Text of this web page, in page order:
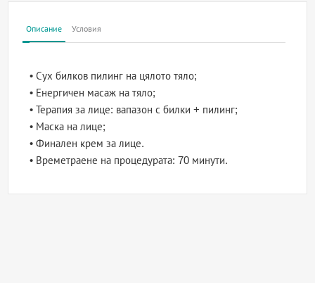
Описание Условия
• Сух билков пилинг на цялото тяло;
• Енергичен масаж на тяло;
• Терапия за лице: вапазон с билки + пилинг;
• Маска на лице;
• Финален крем за лице.
• Времетраене на процедурата: 70 минути.